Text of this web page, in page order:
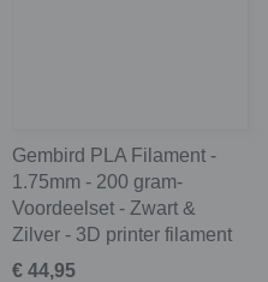
Gembird PLA Filament -
1.75mm - 200 gram-
Voordeelset - Zwart &
Zilver - 3D printer filament
€ 44,95